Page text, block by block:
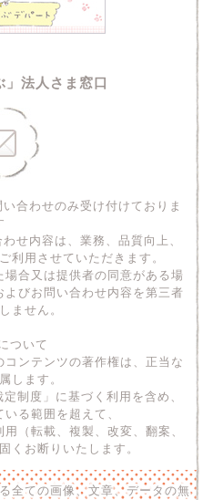
」法人さま窓口
合わせのみ受け付けておりま
せ内容は、業務、品質向上、
利用させていただきます。
合又は提供者の同意がある場
びお問い合わせ内容を第三者
ません。
ついて
ンテンツの著作権は、正当な
します。
制度」に基づく利用を含め、
る範囲を超えて、
（転載、複製、改変、翻案、
くお断りいたします。
全ての画像、文章、データの無